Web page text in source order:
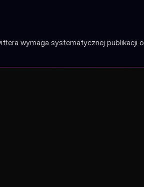
wymaga systematycznej publikacji